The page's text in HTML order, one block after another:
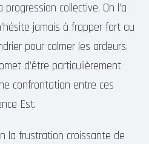
collective. On l’a
jamais à frapper fort au
pour calmer les ardeurs.
d’être particulièrement
confrontation entre ces
Est.
la frustration croissante de